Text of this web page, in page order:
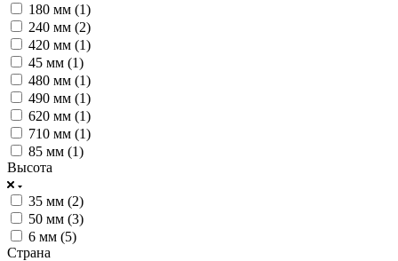
180 мм (1)
240 мм (2)
420 мм (1)
45 мм (1)
480 мм (1)
490 мм (1)
620 мм (1)
710 мм (1)
85 мм (1)
Высота
35 мм (2)
50 мм (3)
6 мм (5)
Страна